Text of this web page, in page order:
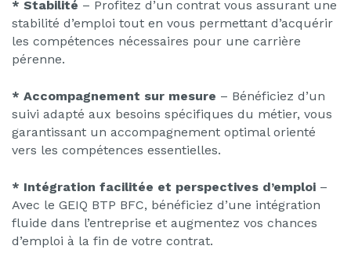
* Stabilité – Profitez d’un contrat vous assurant une
stabilité d’emploi tout en vous permettant d’acquérir
les compétences nécessaires pour une carrière
pérenne.
* Accompagnement sur mesure – Bénéficiez d’un
suivi adapté aux besoins spécifiques du métier, vous
garantissant un accompagnement optimal orienté
vers les compétences essentielles.
* Intégration facilitée et perspectives d’emploi –
Avec le GEIQ BTP BFC, bénéficiez d’une intégration
fluide dans l’entreprise et augmentez vos chances
d’emploi à la fin de votre contrat.